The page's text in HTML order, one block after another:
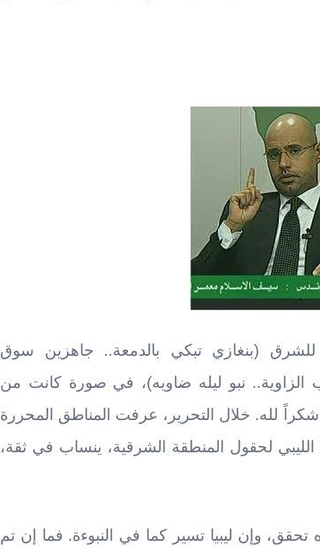
(بنغازي تبكي بالدمعة.. جاهزين سوق
الزاوية.. نبو ليله ضاويه)، في صورة كانت من
شكراً لله. خلال التحرير، عرفت المناطق المحررة
الليبي لحقول المنطقة الشرقية، ينساب في ثقة،
وإن ليبيا تسير كما في النبوءة. فما إن تم